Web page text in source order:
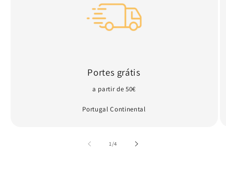
Portes grátis
a partir de 50€
Portugal Continental
1/de
4